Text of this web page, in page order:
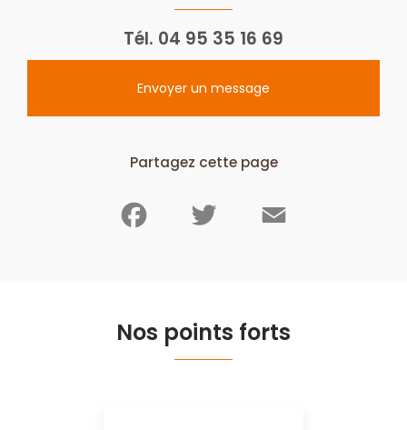
Tél. 04 95 35 16 69
Envoyer un message
Partagez cette page
Nos points forts